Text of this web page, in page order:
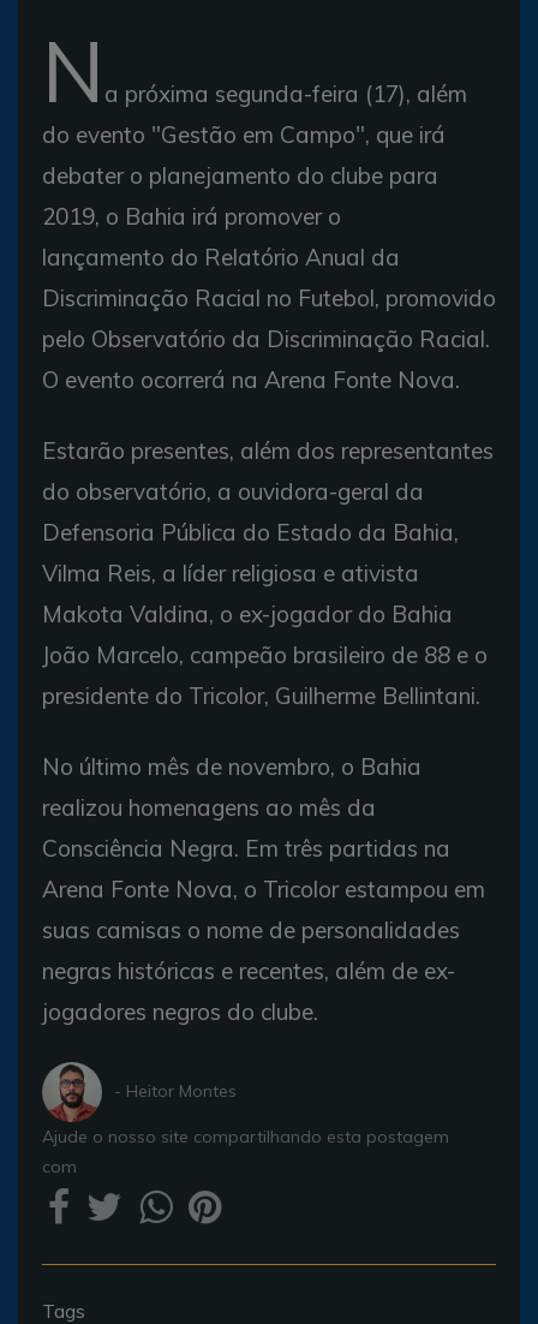
N a próxima segunda-feira (17), além
do evento "Gestão em Campo", que irá
debater o planejamento do clube para
2019, o Bahia irá promover o
lançamento do Relatório Anual da
Discriminação Racial no Futebol, promovido
pelo Observatório da Discriminação Racial.
O evento ocorrerá na Arena Fonte Nova.
Estarão presentes, além dos representantes
do observatório, a ouvidora-geral da
Defensoria Pública do Estado da Bahia,
Vilma Reis, a líder religiosa e ativista
Makota Valdina, o ex-jogador do Bahia
João Marcelo, campeão brasileiro de 88 e o
presidente do Tricolor, Guilherme Bellintani.
No último mês de novembro, o Bahia
realizou homenagens ao mês da
Consciência Negra. Em três partidas na
Arena Fonte Nova, o Tricolor estampou em
suas camisas o nome de personalidades
negras históricas e recentes, além de ex-
jogadores negros do clube.
- Heitor Montes
Ajude o nosso site compartilhando esta postagem
com
Tags